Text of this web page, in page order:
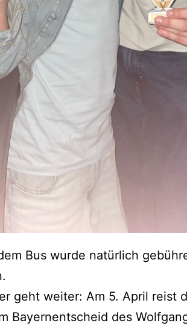
Bus wurde natürlich
geht weiter: Am 5. April reist
Bayernentscheid des